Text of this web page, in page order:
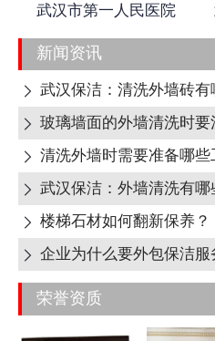
武汉市第一人民医院
新闻资讯


 清洗外墙时需要准备哪些

 楼梯石材如何翻新保养？
 企业为什么要外包保洁服
荣誉资质